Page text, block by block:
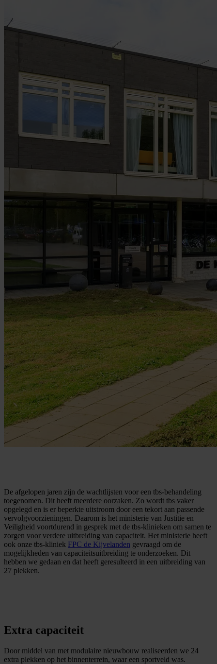
De afgelopen jaren zijn de wachtlijsten voor een tbs-behandeling
toegenomen. Dit heeft meerdere oorzaken. Zo wordt tbs vaker
opgelegd en is er beperkte uitstroom door een tekort aan passende
vervolgvoorzieningen. Daarom is het ministerie van Justitie en
Veiligheid voortdurend in gesprek met de tbs-klinieken om samen te
zorgen voor verdere uitbreiding van capaciteit. Het ministerie heeft
ook onze tbs-kliniek FPC de Kijvelanden gevraagd om de
mogelijkheden van capaciteitsuitbreiding te onderzoeken. Dit
hebben we gedaan en dat heeft geresulteerd in een uitbreiding van
27 plekken.
Extra capaciteit
Door middel van met modulaire nieuwbouw realiseerden we 24
extra plekken op het binnenterrein, waar een sportveld was.